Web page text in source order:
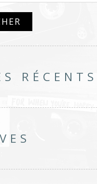
RÉCENTS